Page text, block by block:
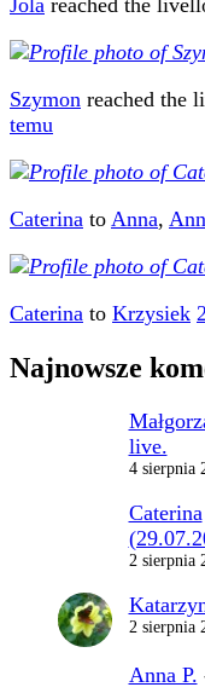
Szymon reached the
temu
Caterina to Anna,
Caterina to Krzysiek
Najnowsze
live.
4 sierpnia
Caterina
2 sierpnia
2 sierpnia
Anna P.